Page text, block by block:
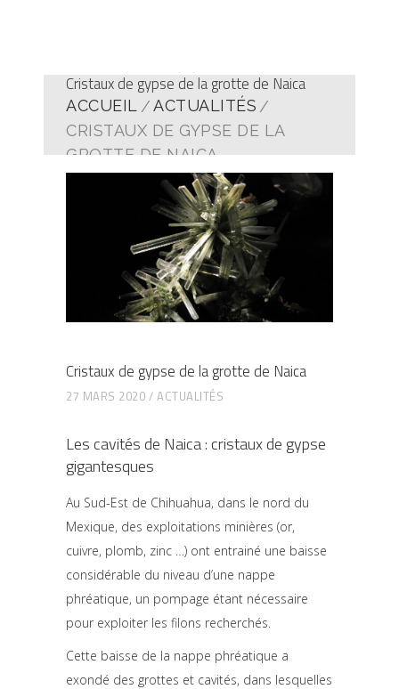
Cristaux de gypse de la grotte de Naica
ACCUEIL
ACTUALITÉS
CRISTAUX DE GYPSE DE LA
GROTTE DE NAICA
Cristaux de gypse de la grotte de Naica
27 MARS 2020 ACTUALITÉS
Les cavités de Naica : cristaux de gypse
gigantesques
Au Sud-Est de Chihuahua, dans le nord du
Mexique, des exploitations minières (or,
cuivre, plomb, zinc …) ont entrainé une baisse
considérable du niveau d’une nappe
phréatique, un pompage étant nécessaire
pour exploiter les filons recherchés.
Cette baisse de la nappe phréatique a
exondé des grottes et cavités, dans lesquelles